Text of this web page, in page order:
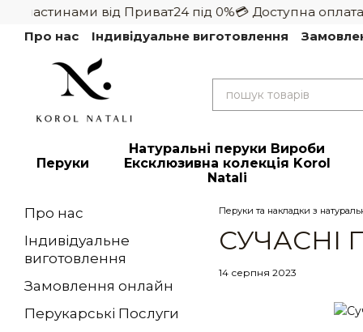
Перейти до основного контенту
від Приват24 під 0%💳 Доступна оплата
Про нас
Індивідуальне виготовлення
Перуки
Натуральні перуки Вироби
Ексклюзивна колекція Korol
Natali
Перуки та накладки з
СУЧАСНІ
14 серпня 2023
Про нас
Індивідуальне
виготовлення
Замовлення онлайн
Перукарські Послуги